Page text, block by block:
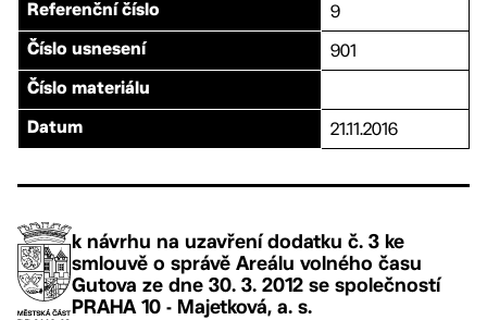
Referenční číslo 9
Číslo usnesení 901
Číslo materiálu
Datum 21.11.2016
k návrhu na uzavření dodatku č. 3 ke
smlouvě o správě Areálu volného času
Gutova ze dne 30. 3. 2012 se společností
PRAHA 10 - Majetková, a. s.